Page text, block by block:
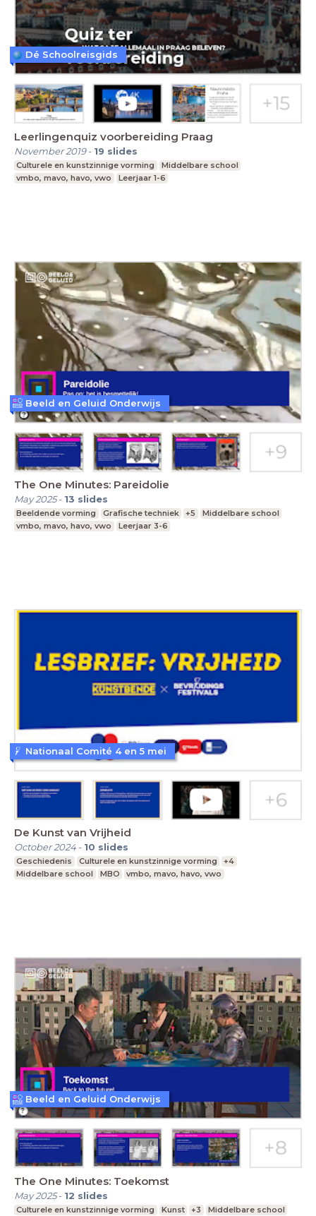
Leerlingenquiz voorbereiding Praag
November 2019- 19 slides
Culturele en kunstzinnige vorming
Middelbare school
vmbo, mavo, havo, vwo
Leerjaar 1-6
Dé Schoolreisgids
The One Minutes: Pareidolie
May 2025- 13 slides
Beeldende vorming Grafische techniek +5
Middelbare school
vmbo, mavo, havo, vwo
Leerjaar 3-6
Beeld en Geluid Onderwijs
De Kunst van Vrijheid
October 2024- 10 slides
Geschiedenis Culturele en kunstzinnige vorming
+4
Middelbare school
MBO vmbo, mavo, havo, vwo
Nationaal Comité 4 en 5 mei
The One Minutes: Toekomst
May 2025- 12 slides
Culturele en kunstzinnige vorming Kunst +3
Middelbare school
Beeld en Geluid Onderwijs